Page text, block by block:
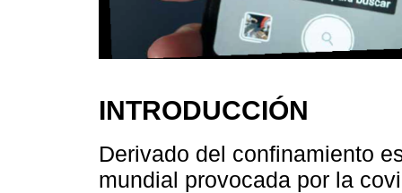
INTRODUCCIÓN
Derivado del confinamiento
mundial provocada por la